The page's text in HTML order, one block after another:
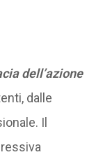
dell’azione
dalle
Il